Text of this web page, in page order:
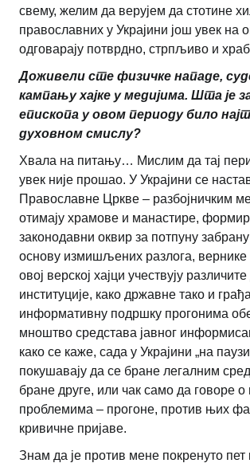
свему, желим да верујем да стотине
православних у Украјини још увек на
одговарају потврдно, стрпљиво и
Доживели сте физичке нападе,
кампању хајке у медијима. Шта је
епископа у овом периоду било
духовном смислу?
Хвала на питању… Мислим да тај
увек није прошао. У Украјини се
Православне Цркве – разбојничким
отимају храмове и манастире,
законодавни оквир за потпуну
основу измишљених разлога, вернике
овој верској хајци учествују
институције, како државне тако и
информативну подршку прогонима
мноштво средстава јавног
како се каже, сада у Украјини „на
покушавају да се бране легалним
бране друге, или чак само да говоре о
проблемима – прогоне, против њих
кривичне пријаве.
Знам да је против мене покренуто пет